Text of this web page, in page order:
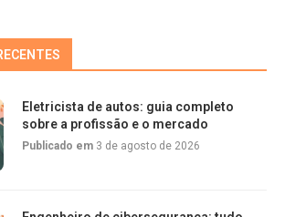
Eletricista de autos: guia completo
sobre a profissão e o mercado
Publicado em 3 de agosto de 2026